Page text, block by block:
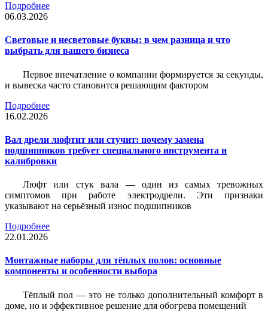
Подробнее
06.03.2026
Световые и несветовые буквы: в чем разница и что
выбрать для вашего бизнеса
Первое впечатление о компании формируется за секунды,
и вывеска часто становится решающим фактором
Подробнее
16.02.2026
Вал дрели люфтит или стучит: почему замена
подшипников требует специального инструмента и
калибровки
Люфт или стук вала — один из самых тревожных
симптомов при работе электродрели. Эти признаки
указывают на серьёзный износ подшипников
Подробнее
22.01.2026
Монтажные наборы для тёплых полов: основные
компоненты и особенности выбора
Тёплый пол — это не только дополнительный комфорт в
доме, но и эффективное решение для обогрева помещений